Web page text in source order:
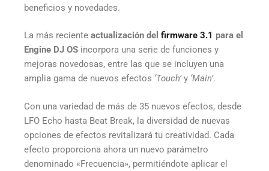
beneficios y novedades.
La más reciente actualización del firmware 3.1 para el
Engine DJ OS incorpora una serie de funciones y
mejoras novedosas, entre las que se incluyen una
amplia gama de nuevos efectos ‘Touch’y ‘Main’.
Con una variedad de más de 35 nuevos efectos, desde
LFO Echo hasta Beat Break, la diversidad de nuevas
opciones de efectos revitalizará tu creatividad. Cada
efecto proporciona ahora un nuevo parámetro
denominado «Frecuencia», permitiéndote aplicar el